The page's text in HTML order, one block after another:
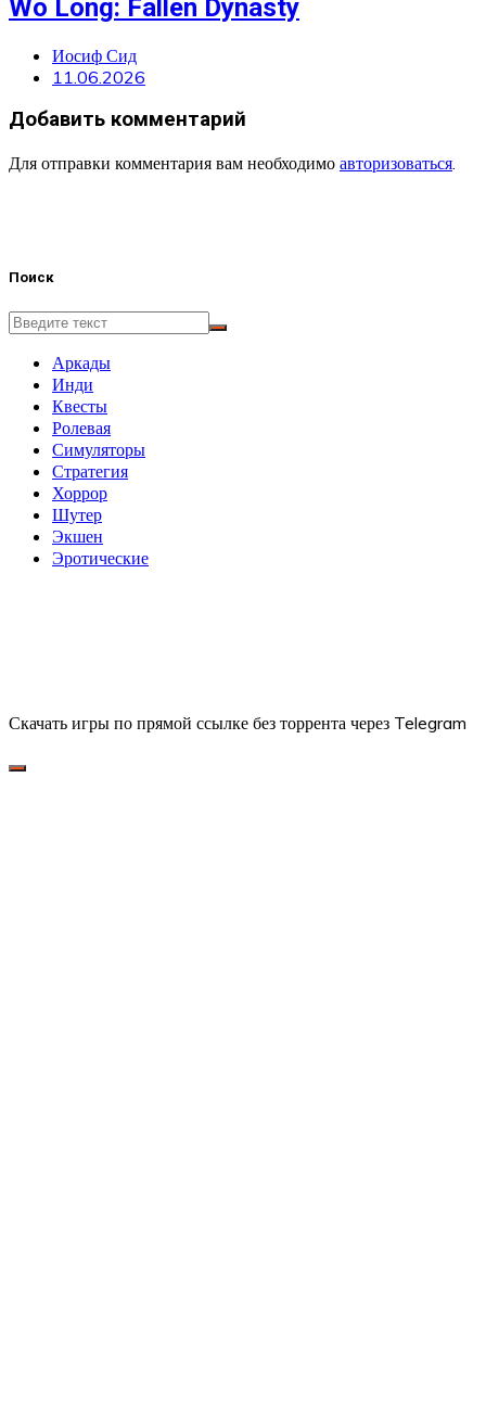
Wo Long: Fallen Dynasty
Иосиф Сид
11.06.2026
Добавить комментарий
Для отправки комментария вам необходимо авторизоваться.
Поиск
Аркады
Инди
Квесты
Ролевая
Симуляторы
Стратегия
Хоррор
Шутер
Экшен
Эротические
Скачать игры по прямой ссылке без торрента через Telegram